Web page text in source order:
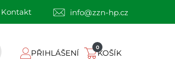
Kontakt info@zzn-hp.cz
PŘIHLÁŠENÍ
0
KOŠÍK